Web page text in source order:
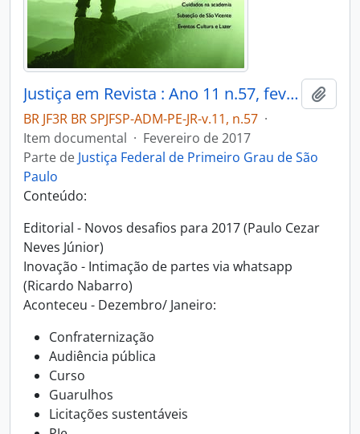
Justiça em Revista : Ano 11 n.57, fev. 2017
BR JF3R BR SPJFSP-ADM-PE-JR-v.11, n.57 ·
Item documental · Fevereiro de 2017
Parte de Justiça Federal de Primeiro Grau de São
Paulo
Conteúdo:
Editorial - Novos desafios para 2017 (Paulo Cezar
Neves Júnior)
Inovação - Intimação de partes via whatsapp
(Ricardo Nabarro)
Aconteceu - Dezembro/ Janeiro:
Confraternização
Audiência pública
Curso
Guarulhos
Licitações sustentáveis